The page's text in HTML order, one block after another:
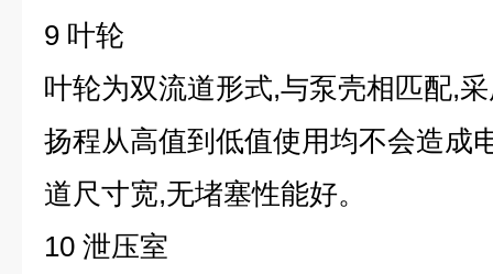
9 叶轮
叶轮为双流道形式,与泵壳相匹配,
扬程从高值到低值使用均不会造成
道尺寸宽,无堵塞性能好。
10 泄压室